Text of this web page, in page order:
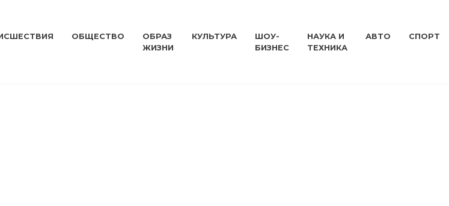
ОБЩЕСТВО
ОБРАЗ
ЖИЗНИ
КУЛЬТУРА
ШОУ-
БИЗНЕС
НАУКА И
ТЕХНИКА
АВТО СПОРТ